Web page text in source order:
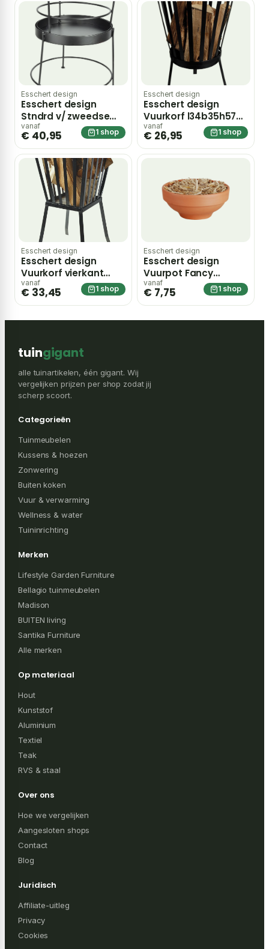
Esschert design
Esschert design
Stndrd v/ zweedse
fakkel l31b31h38
vanaf
€ 40,95 1 shop
Esschert design
Esschert design
Vuurkorf l34b35h57
cm
vanaf
€ 26,95 1 shop
Esschert design
Esschert design
Vuurkorf vierkant
Fancy Flames
vanaf
€ 33,45 1 shop
Esschert design
Esschert design
Vuurpot Fancy
Flames
vanaf
€ 7,75 1 shop
tuingigant
alle tuinartikelen, één gigant. Wij
vergelijken prijzen per shop zodat jij
scherp scoort.
Categorieën
Tuinmeubelen
Kussens & hoezen
Zonwering
Buiten koken
Vuur & verwarming
Wellness & water
Tuininrichting
Merken
Lifestyle Garden Furniture
Bellagio tuinmeubelen
Madison
BUITEN living
Santika Furniture
Alle merken
Op materiaal
Hout
Kunststof
Aluminium
Textiel
Teak
RVS & staal
Over ons
Hoe we vergelijken
Aangesloten shops
Contact
Blog
Juridisch
Affiliate-uitleg
Privacy
Cookies